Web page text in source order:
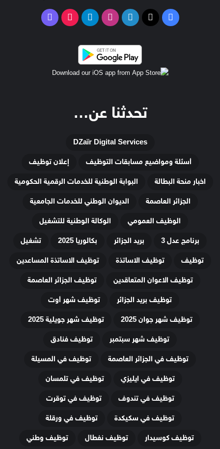
فيسبوك
‫X لينكدإنانستقرامتيلقرام ‫TikTokفايبر
تحدثنا عن…
DZaïr Digital Services
أسئلة ومواضيع مسابقات التوظيف
إعلان توظيف
اخبار منحة البطالة
البوابة الوطنية للخدمات الرقمية الحكومية
الجزائر العاصمة
الديوان الوطني للخدمات الجامعية
الوظيف العمومي
الوكالة الوطنية للتشغيل
برنامج عدل 3
بريد الجزائر بكالوريا 2025
تشغيل
توظيف
توظيف الاساتذة
توظيف الاساتذة المساعدين
توظيف الاعوان المتعاقدين
توظيف الجزائر العاصمة
توظيف بريد الجزائر
توظيف شهر أوت
توظيف شهر جوان 2025
توظيف شهر جويلية 2025
توظيف شهر سبتمبر
توظيف فنادق
توظيف في الجزائر العاصمة
توظيف في المسيلة
توظيف في ايليزي
توظيف في تلمسان
توظيف في تندوف
توظيف في توقرت
توظيف في سكيكدة
توظيف في ورقلة
توظيف كوسيدار
توظيف نفطال
توظيف وطني